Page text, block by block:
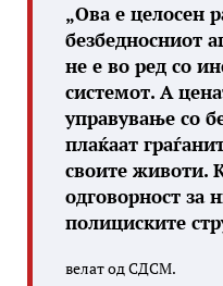
„Ова е целосен
безбедносниот
не е во ред со
системот. А
управување со
плаќаат
своите животи.
одговорност за
полициските
велат од СДСМ.